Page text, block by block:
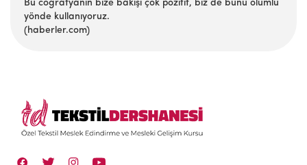
Bu coğrafyanın bize bakışı çok pozitif, biz de bunu olumlu
yönde kullanıyoruz.
(haberler.com)